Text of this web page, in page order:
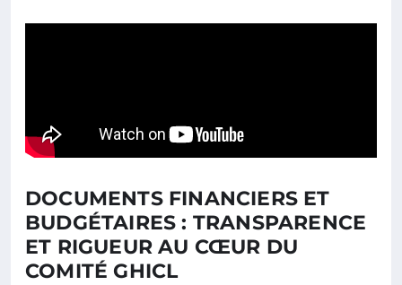
DOCUMENTS FINANCIERS ET
BUDGÉTAIRES : TRANSPARENCE
ET RIGUEUR AU CŒUR DU
COMITÉ GHICL